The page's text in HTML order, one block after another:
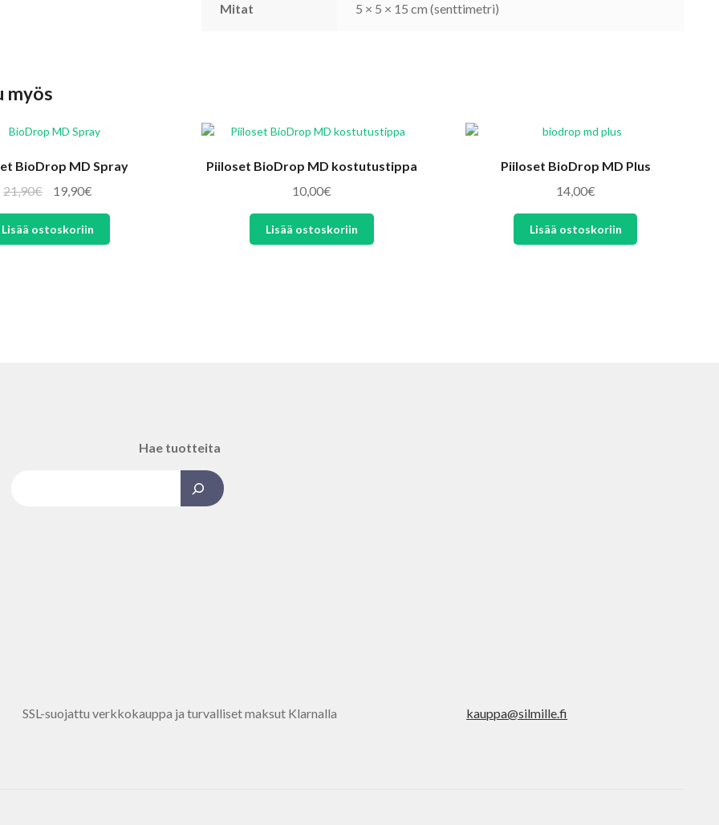
Mitat 5 × 5 × 15 cm (senttimetri)
myös
BioDrop MD Spray
21,90€
Alkuperäinen
hinta
oli:
21,90€.
19,90€
hinta
on:
19,90€.
Lisää ostoskoriin
Piiloset BioDrop MD kostutustippa
10,00€
Lisää ostoskoriin
Piiloset BioDrop MD Plus
14,00€
Lisää ostoskoriin
Hae tuotteita
SSL-suojattu verkkokauppa ja turvalliset maksut Klarnalla kauppa@silmille.fi